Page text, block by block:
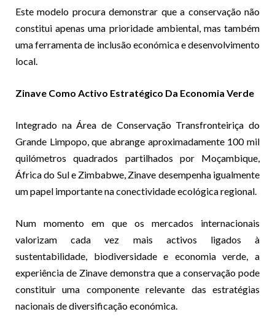
Este modelo procura demonstrar que a conservação não
constitui apenas uma prioridade ambiental, mas também
uma ferramenta de inclusão económica e desenvolvimento
local.
Zinave Como Activo Estratégico Da Economia Verde
Integrado na Área de Conservação Transfronteiriça do
Grande Limpopo, que abrange aproximadamente 100 mil
quilómetros quadrados partilhados por Moçambique,
África do Sul e Zimbabwe, Zinave desempenha igualmente
um papel importante na conectividade ecológica regional.
Num momento em que os mercados internacionais
valorizam cada vez mais activos ligados à
sustentabilidade, biodiversidade e economia verde, a
experiência de Zinave demonstra que a conservação pode
constituir uma componente relevante das estratégias
nacionais de diversificação económica.